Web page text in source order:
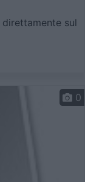
sul
0